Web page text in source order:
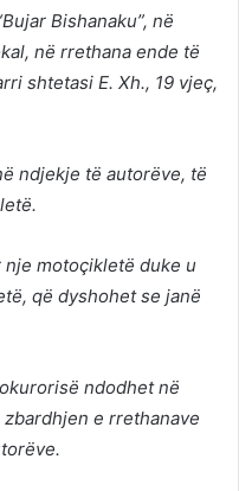
Bishanaku”, në
në rrethana ende të
shtetasi E. Xh., 19 vjeç,
ndjekje të autorëve, të
nje motoçikletë duke u
që dyshohet se janë
ndodhet në
e rrethanave